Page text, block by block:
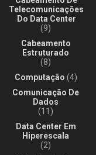
Telecomunicações
Do Data Center
(9)
Cabeamento
Estruturado
(8)
Computação (4)
Comunicação De
Dados
(11)
Data Center Em
Hiperescala
(2)